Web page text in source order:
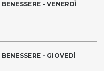
- VENERDÌ
- GIOVEDÌ